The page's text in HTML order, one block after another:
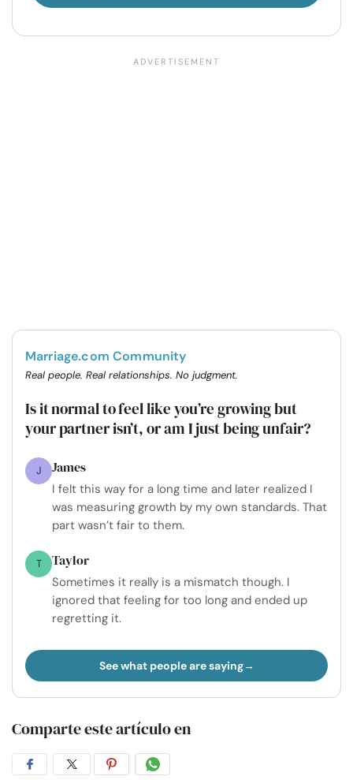
Marriage.com Community
Real people. Real relationships. No judgment.
Is it normal to feel like you’re growing but
your partner isn’t, or am I just being unfair?
J James
I felt this way for a long time and later realized I
was measuring growth by my own standards. That
part wasn’t fair to them.
T Taylor
Sometimes it really is a mismatch though. I
ignored that feeling for too long and ended up
regretting it.
See what people are saying
Comparte este artículo en
CompartirCompartirCompartirCompartir